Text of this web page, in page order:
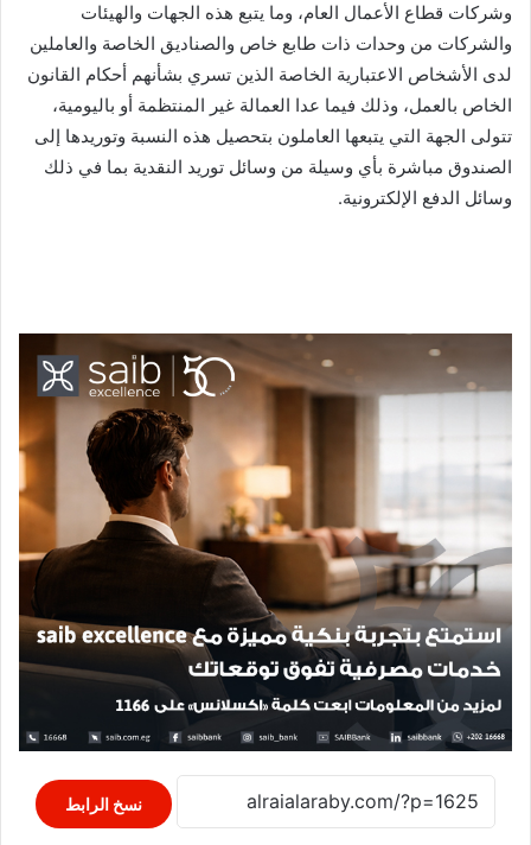
وشركات قطاع الأعمال العام، وما يتبع هذه الجهات والهيئات
والشركات من وحدات ذات طابع خاص والصناديق الخاصة والعاملين
لدى الأشخاص الاعتبارية الخاصة الذين تسري بشأنهم أحكام القانون
الخاص بالعمل، وذلك فيما عدا العمالة غير المنتظمة أو باليومية،
تتولى الجهة التي يتبعها العاملون بتحصيل هذه النسبة وتوريدها إلى
الصندوق مباشرة بأي وسيلة من وسائل توريد النقدية بما في ذلك
وسائل الدفع الإلكترونية.
نسخ الرابط